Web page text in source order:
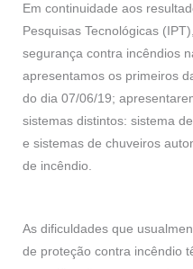
Em continuidade aos
Pesquisas Tecnológicas
segurança contra incêndios
apresentamos os primeiros
do dia 07/06/19;
sistemas distintos: sistema
e sistemas de chuveiros
de incêndio.
As dificuldades que
de proteção contra incêndio